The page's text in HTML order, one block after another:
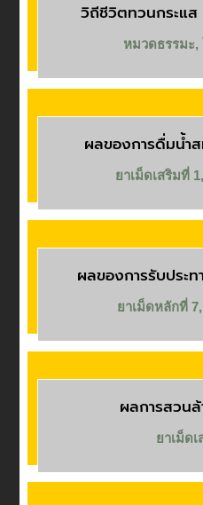
วิถีชีวิตทวนกระแ
หมวดธรรมะ,
ผลของการดื่มน้ำ
ยาเม็ดเสริมที่ 1,
ผลของการรับประ
ยาเม็ดหลักที่ 7,
ผลการสวน
ยาเม็ด